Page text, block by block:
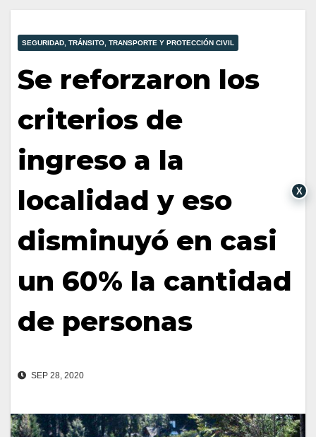
SEGURIDAD, TRÁNSITO, TRANSPORTE Y PROTECCIÓN CIVIL
Se reforzaron los
criterios de
ingreso a la
localidad y eso
disminuyó en casi
un 60% la cantidad
de personas
SEP 28, 2020
X